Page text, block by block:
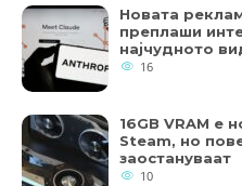
Новата
преплаши
најчудното
16
16GB VRAM е
Steam, но
заостануваат
10